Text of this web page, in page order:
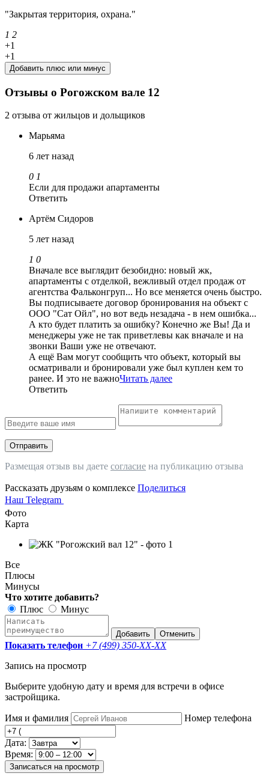
"Закрытая территория, охрана."
1 2
+1
+1
Добавить плюс или минус
Отзывы о Рогожском вале 12
2 отзыва от жильцов и дольщиков
Марьяма
6 лет назад
0 1
Если для продажи апартаменты
Ответить
Артём Сидоров
5 лет назад
1 0
Вначале все выглядит безобидно: новый жк,
апартаменты с отделкой, вежливый отдел продаж от
агентства Фальконгруп... Но все меняется очень быстро.
Вы подписываете договор бронирования на объект с
ООО "Сат Ойл", но вот ведь незадача - в нем ошибка...
А кто будет платить за ошибку? Конечно же Вы! Да и
менеджеры уже не так приветлевы как вначале и на
звонки Ваши уже не отвечают.
А ещё Вам могут сообщить что объект, который вы
осматривали и бронировали уже был куплен кем то
ранее. И это не важноЧитать далее
Ответить
Отправить
Размещая отзыв вы даете согласие на публикацию отзыва
Рассказать друзьям о комплексе Поделиться
Наш Telegram
Фото
Карта
Все
Плюсы
Минусы
Что хотите добавить?
Плюс
Минус
Добавить Отменить
Показать телефон +7 (499) 350-XX-XX
Запись на просмотр
Выберите удобную дату и время для встречи в офисе
застройщика.
Имя и фамилия Номер телефона
Дата:
Время:
Записаться на просмотр